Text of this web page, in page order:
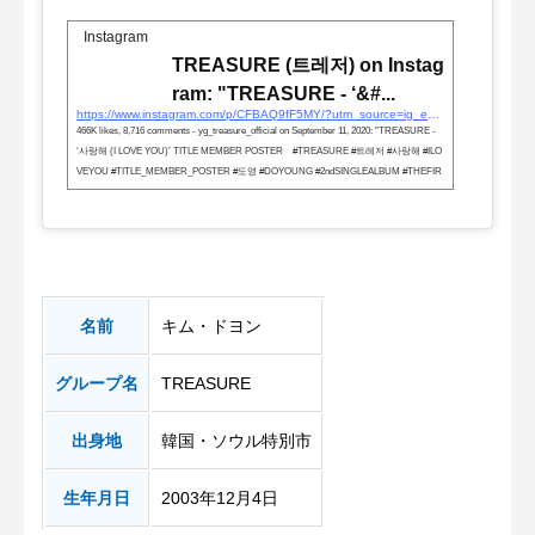
Instagram
TREASURE (트레저) on Instag
ram: "TREASURE - ‘&#...
https://www.instagram.com/p/CFBAQ9fF5MY/?utm_source=ig_embed&#038;utm_campaign=loading
466K likes, 8,716 comments - yg_treasure_official on September 11, 2020: "TREASURE -
‘사랑해 (I LOVE YOU)’ TITLE MEMBER POSTER ⠀#TREASURE #트레저 #사랑해 #ILO
VEYOU #TITLE_MEMBER_POSTER #도영 #DOYOUNG #2ndSINGLEALBUM #THEFIR
STSTEP_CHAPTERTWO #20200918_6PM #YG".
名前 キム・ドヨン
グループ名 TREASURE
出身地 韓国・ソウル特別市
生年月日 2003年12月4日